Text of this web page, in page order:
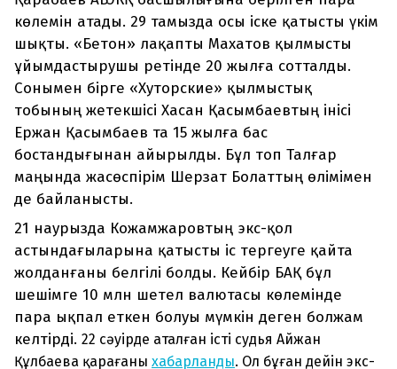
көлемін атады. 29 тамызда осы іске қатысты үкім
шықты. «Бетон» лақапты Махатов қылмысты
ұйымдастырушы ретінде 20 жылға сотталды.
Сонымен бірге «Хуторские» қылмыстық
тобының жетекшісі Хасан Қасымбаевтың інісі
Ержан Қасымбаев та 15 жылға бас
бостандығынан айырылды. Бұл топ Талғар
маңында жасөспірім Шерзат Болаттың өлімімен
де байланысты.
21 наурызда Кожамжаровтың экс-қол
астындағыларына қатысты іс тергеуге қайта
жолданғаны белгілі болды. Кейбір БАҚ бұл
шешімге 10 млн шетел валютасы көлемінде
пара ықпал еткен болуы мүмкін деген болжам
келтірді. 22 сәуірде аталған істі судья Айжан
Құлбаева қарағаны хабарланды. Ол бұған дейін экс-